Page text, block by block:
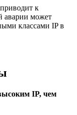
к
аварии может
классами IP в
IP, чем